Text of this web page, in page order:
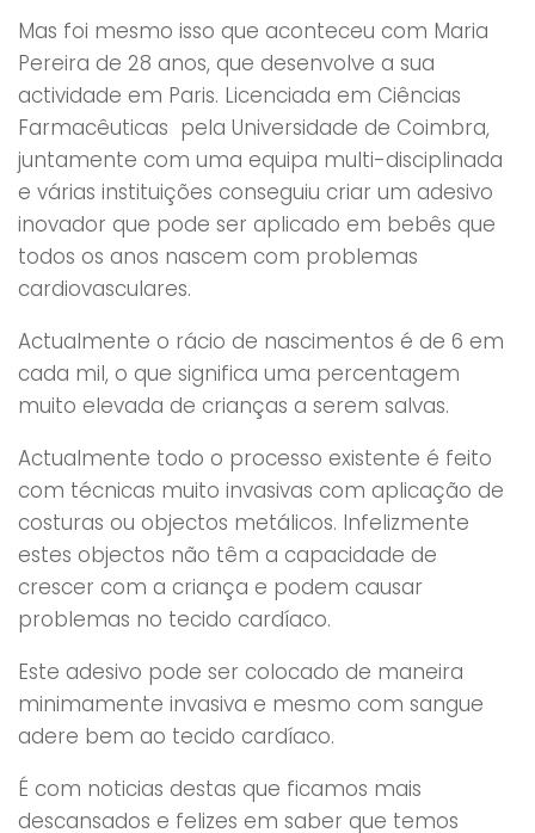
Mas foi mesmo isso que aconteceu com Maria
Pereira de 28 anos, que desenvolve a sua
actividade em Paris. Licenciada em Ciências
Farmacêuticas pela Universidade de Coimbra,
juntamente com uma equipa multi-disciplinada
e várias instituições conseguiu criar um adesivo
inovador que pode ser aplicado em bebês que
todos os anos nascem com problemas
cardiovasculares.
Actualmente o rácio de nascimentos é de 6 em
cada mil, o que significa uma percentagem
muito elevada de crianças a serem salvas.
Actualmente todo o processo existente é feito
com técnicas muito invasivas com aplicação de
costuras ou objectos metálicos. Infelizmente
estes objectos não têm a capacidade de
crescer com a criança e podem causar
problemas no tecido cardíaco.
Este adesivo pode ser colocado de maneira
minimamente invasiva e mesmo com sangue
adere bem ao tecido cardíaco.
É com noticias destas que ficamos mais
descansados e felizes em saber que temos